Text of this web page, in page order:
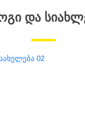
ᲓᲐ